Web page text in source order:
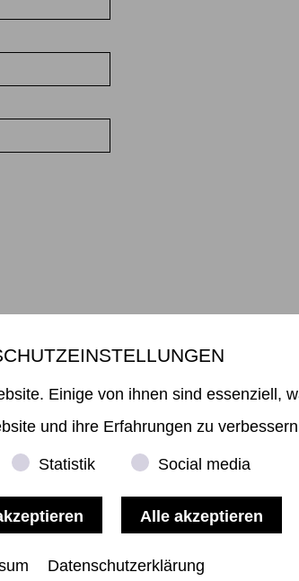
ı Klosterwall 13 ı 20095 Hamburg
ı www.mikikosatogallery.com
ıDatenschutz Nutzungsbedingungen
Einige von ihnen sind essenziell,
und ihre Erfahrungen zu
Statistik Social media
Datenschutzerklärung